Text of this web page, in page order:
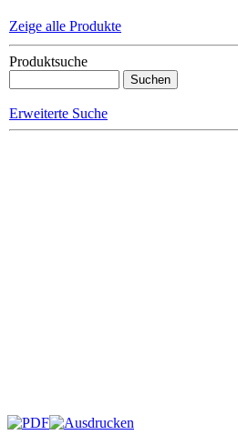
Zeige alle Produkte
Produktsuche
Erweiterte Suche